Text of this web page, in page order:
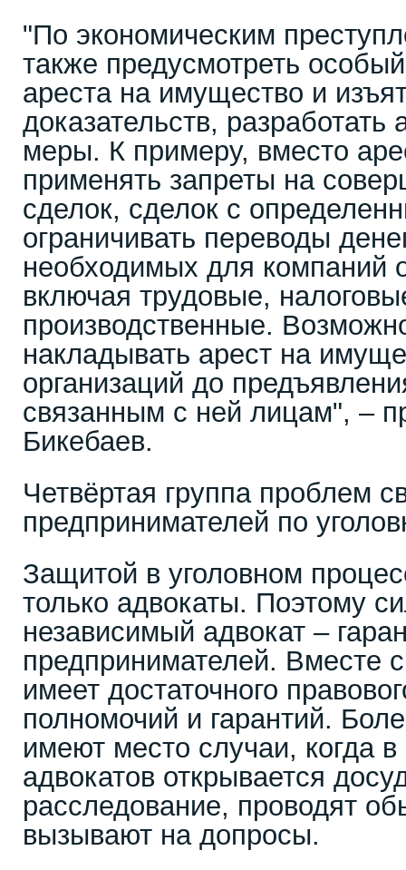
"По экономическим
также предусмотреть
ареста на имущество и
доказательств, разработать
меры. К примеру, вместо
применять запреты на
сделок, сделок с
ограничивать переводы
необходимых для компаний
включая трудовые,
производственные.
накладывать арест на
организаций до
связанным с ней лицам", –
Бикебаев.
Четвёртая группа проблем
предпринимателей по
Защитой в уголовном
только адвокаты. Поэтому
независимый адвокат –
предпринимателей. Вместе
имеет достаточного
полномочий и гарантий.
имеют место случаи, когда
адвокатов открывается
расследование, проводят
вызывают на допросы.